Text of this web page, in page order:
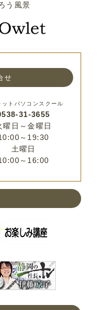
う風景
せ
ットパソコンスクール
31-3655
曜日～金曜日
～19:30
土曜日
～16:00